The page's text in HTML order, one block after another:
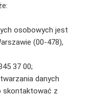
osobowych jest
(00-478),
37 00;
danych
skontaktować z